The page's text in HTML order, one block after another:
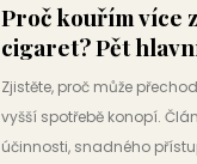
Proč kouřím více
cigaret? Pět
Zjistěte, proč může
vyšší spotřebě konopí.
účinnosti, snadného